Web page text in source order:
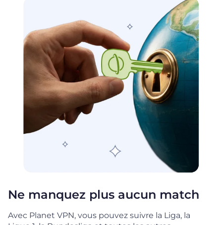
Ne manquez plus aucun match
Avec Planet VPN, vous pouvez suivre la Liga, la